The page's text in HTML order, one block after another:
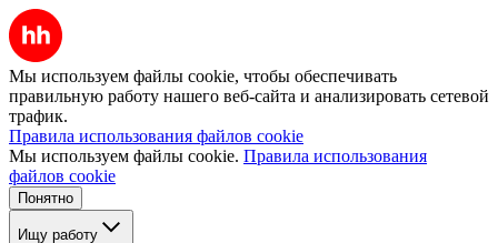
Мы используем файлы cookie, чтобы обеспечивать
правильную работу нашего веб-сайта и анализировать сетевой
трафик.
Правила использования файлов cookie
Мы используем файлы cookie. Правила использования
файлов cookie
Понятно
Ищу работу